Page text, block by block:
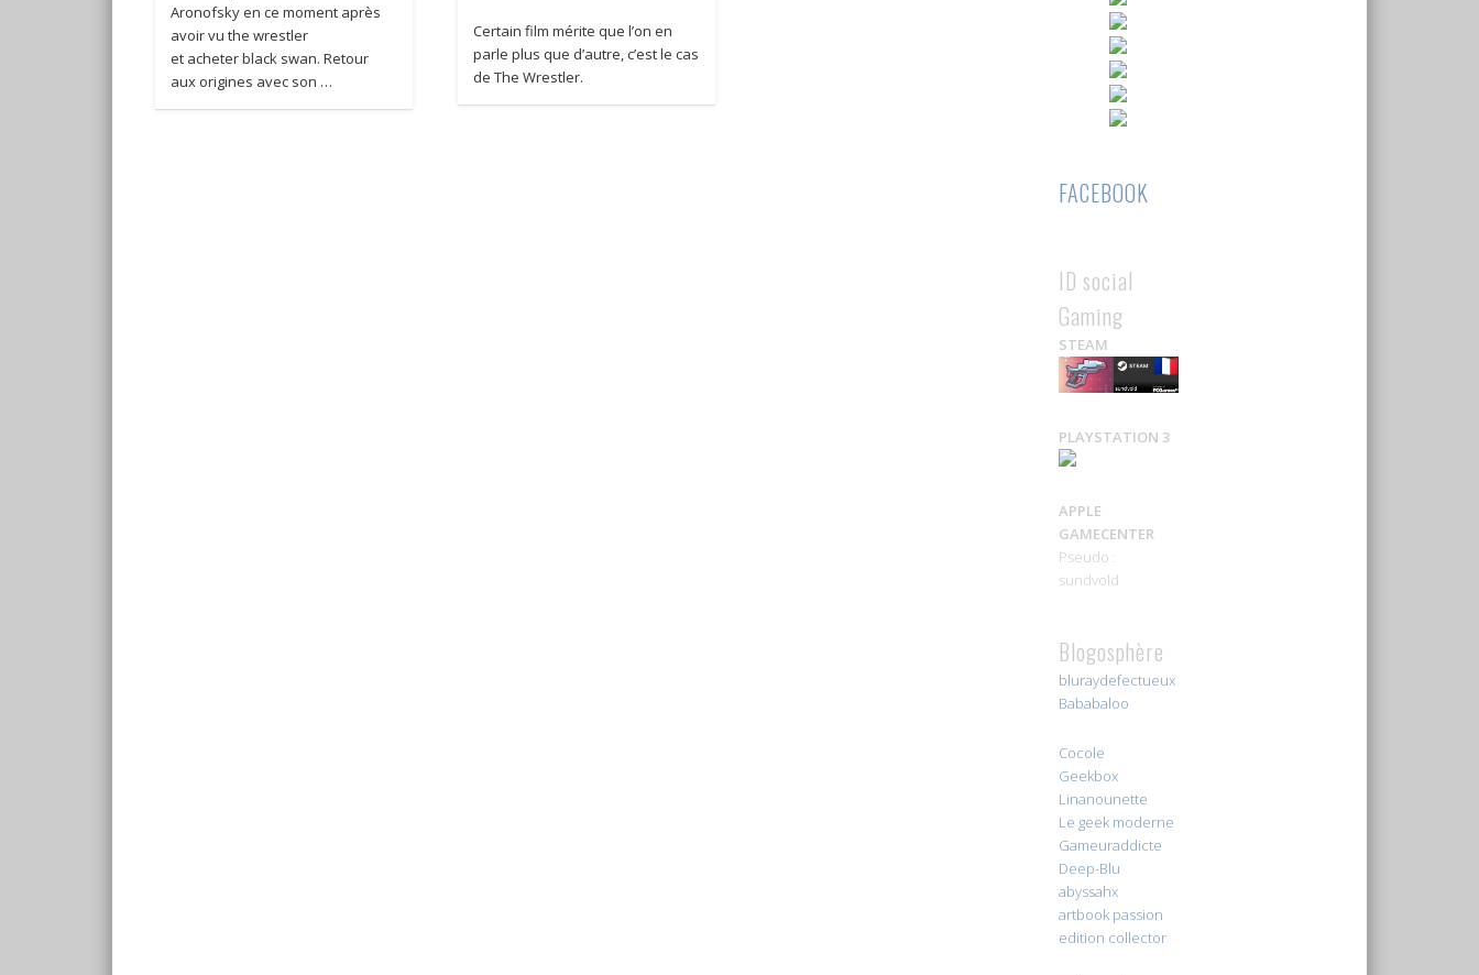
Aronofsky en ce moment après
avoir vu the wrestler
et acheter black swan. Retour
aux origines avec son …
Certain film mérite que l’on en
parle plus que d’autre, c’est le cas
de The Wrestler.
FACEBOOK
ID social
Gaming
STEAM
PLAYSTATION 3
APPLE
GAMECENTER
Pseudo :
sundvold
Blogosphère
bluraydefectueux
Bababaloo
Cocole
Geekbox
Linanounette
Le geek moderne
Gameuraddicte
Deep-Blu
abyssahx
artbook passion
edition collector